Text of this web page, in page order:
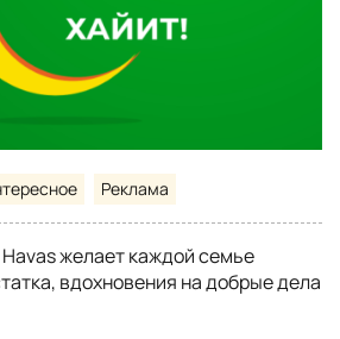
Реклама
желает каждой семье
вдохновения на добрые дела